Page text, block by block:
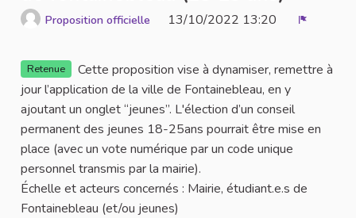
Proposition officielle 13/10/2022 13:20
Retenue
Cette proposition vise à dynamiser, remettre à
jour l’application de la ville de Fontainebleau, en y
ajoutant un onglet “jeunes”. L'élection d’un conseil
permanent des jeunes 18-25ans pourrait être mise en
place (avec un vote numérique par un code unique
personnel transmis par la mairie).
Échelle et acteurs concernés : Mairie, étudiant.e.s de
Fontainebleau (et/ou jeunes)